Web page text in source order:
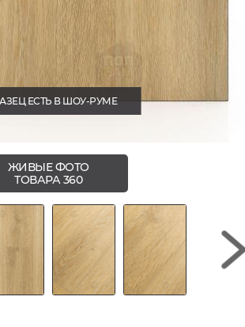
ЕСТЬ В ШОУ-РУМЕ
ЖИВЫЕ ФОТО
ТОВАРА 360